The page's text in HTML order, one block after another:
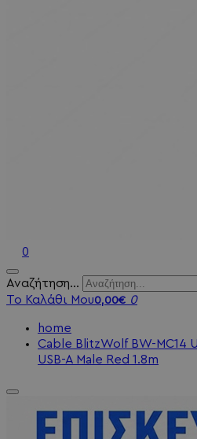
0
Αναζήτηση...
Το Καλάθι Μου0,00€ 0
home
Cable BlitzWolf BW-MC14
USB-A Male Red 1.8m